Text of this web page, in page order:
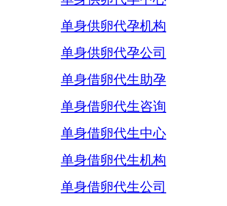
单身供卵代孕机构
单身供卵代孕公司
单身借卵代生助孕
单身借卵代生咨询
单身借卵代生中心
单身借卵代生机构
单身借卵代生公司